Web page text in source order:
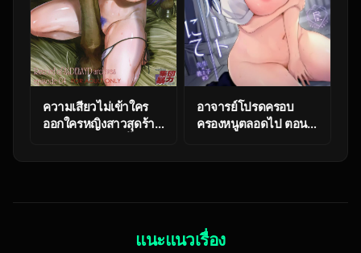
ความเสียวไม่เข้าใคร
ออกใครหญิงสาวสุดร้าน
อาจารย์โปรดครอบ
ครองหนูตลอดไป ตอนที่
2019-07)
แนะแนวเรื่อง